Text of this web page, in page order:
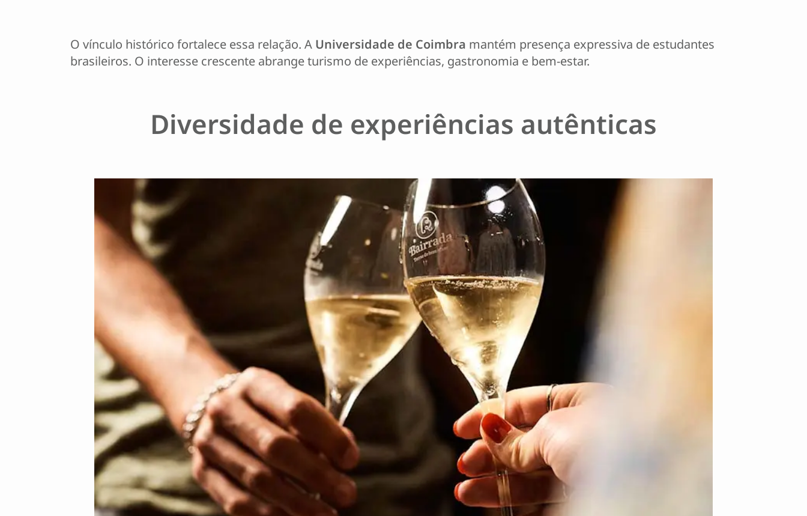
O vínculo histórico fortalece essa relação. A Universidade de Coimbra mantém presença expressiva de estudantes
brasileiros. O interesse crescente abrange turismo de experiências, gastronomia e bem-estar.
Diversidade de experiências autênticas